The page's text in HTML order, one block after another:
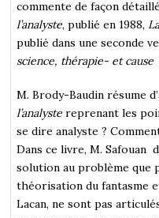
commente de façon
l’analyste, publié en 1988,
publié dans une seconde
science, thérapie- et cause
M. Brody-Baudin résume
l’analyste reprenant les
se dire analyste ?
Dans ce livre, M. Safouan
solution au problème que
théorisation du fantasme
Lacan, ne sont pas